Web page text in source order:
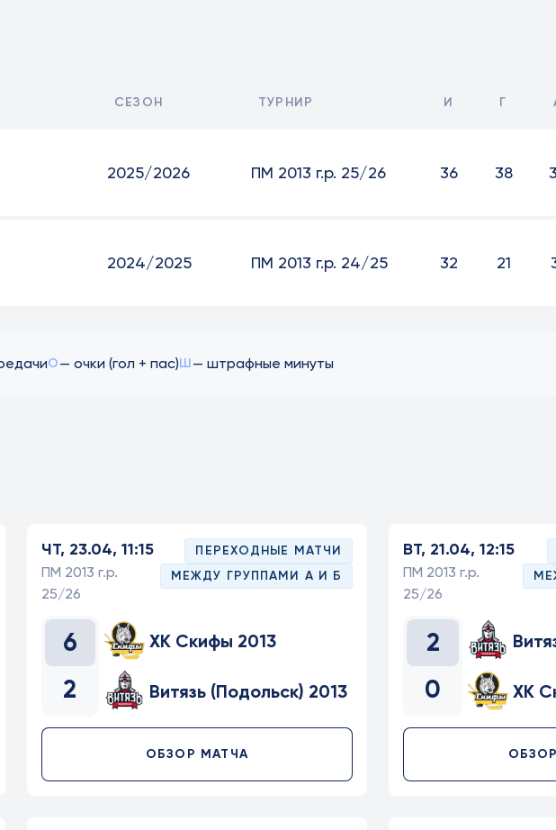
СЕЗОН ТУРНИР И Г
2025/2026 ПМ 2013 г.р. 25/26 36 38
2024/2025 ПМ 2013 г.р. 24/25 32 21
О— очки (гол + пас)Ш— штрафные минуты
ЧТ, 23.04, 11:15
ПМ 2013 г.р.
25/26
ПЕРЕХОДНЫЕ МАТЧИ
МЕЖДУ ГРУППАМИ А И Б
6
2
ХК Скифы 2013
Витязь (Подольск) 2013
ОБЗОР МАТЧА
ВТ, 21.04, 12:15
ПМ 2013 г.р.
25/26
2
0
ХК